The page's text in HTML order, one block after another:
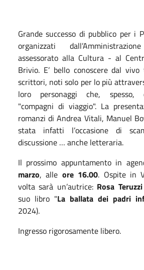
Grande successo di pubblico per i
organizzati
assessorato alla Cultura - al
Brivio. E’ bello conoscere dal
scrittori, noti solo per lo più
loro personaggi che, spesso,
"compagni di viaggio". La
romanzi di Andrea Vitali, Manuel
stata infatti l’occasione di
discussione … anche letteraria.
Il prossimo appuntamento in
marzo, alle ore 16.00. Ospite in
volta sarà un’autrice: Rosa
suo libro "La ballata dei padri
2024).
Ingresso rigorosamente libero.